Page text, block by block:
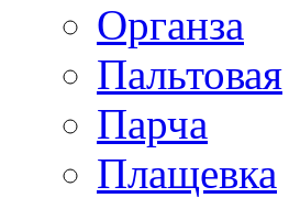
Органза
Пальтовая
Парча
Плащевка